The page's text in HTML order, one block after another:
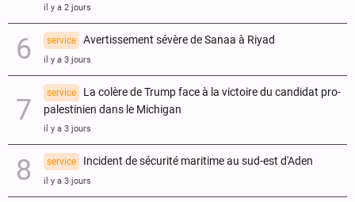
il y a 2 jours
service Avertissement sévère de Sanaa à Riyad
il y a 3 jours
service
La colère de Trump face à la victoire du candidat pro-
palestinien dans le Michigan
il y a 3 jours
service Incident de sécurité maritime au sud-est d'Aden
il y a 3 jours